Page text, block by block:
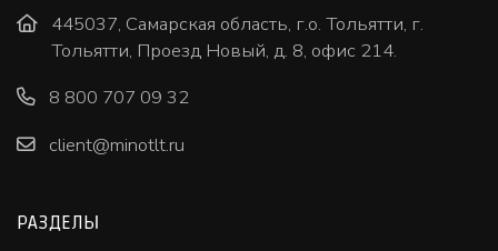
445037, Самарская область, г.о. Тольятти, г.
Тольятти, Проезд Новый, д. 8, офис 214.
8 800 707 09 32
client@minotlt.ru
РАЗДЕЛЫ